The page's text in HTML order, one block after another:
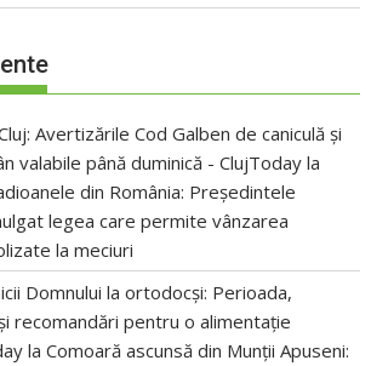
Avertizările Cod Galben de caniculă și
valabile până duminică - ClujToday la
din România: Președintele
legea care permite vânzarea
la meciuri
Domnului la ortodocși: Perioada,
recomandări pentru o alimentație
laComoară ascunsă din Munții Apuseni: